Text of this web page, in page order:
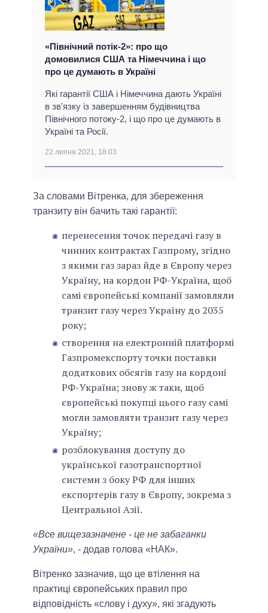
«Північний потік-2»: про що
домовилися США та Німеччина і що
про це думають в Україні
Які гарантії США і Німеччина дають Україні
в зв'язку із завершенням будівництва
Північного потоку-2, і що про це думають в
Україні та Росії.
22 липня 2021, 18:03
За словами Вітренка, для збереження
транзиту він бачить такі гарантії:
перенесення точок передачі газу в
чинних контрактах Газпрому, згідно
з якими газ зараз йде в Європу через
Україну, на кордон РФ-Україна, щоб
самі європейські компанії замовляли
транзит газу через Україну до 2035
року;
створення на електронній платформі
Газпромекспорту точки поставки
додаткових обсягів газу на кордоні
РФ-Україна; знову ж таки, щоб
європейські покупці цього газу самі
могли замовляти транзит газу через
Україну;
розблокування доступу до
української газотранспортної
системи з боку РФ для інших
експортерів газу в Європу, зокрема з
Центральної Азії.
«Все вищезазначене - це не забаганки
України», - додав голова «НАК».
Вітренко зазначив, що це втілення на
практиці європейських правил про
відповідність «слову і духу», які згадують